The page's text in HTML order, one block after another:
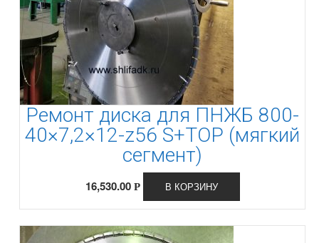
Ремонт диска для ПНЖБ 800-
40×7,2×12-z56 S+TOP (мягкий
сегмент)
16,530.00 Р В КОРЗИНУ